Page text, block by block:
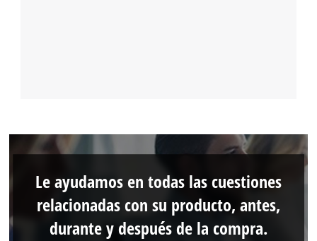
Le ayudamos en todas las cuestiones
relacionadas con su producto, antes,
durante y después de la compra.